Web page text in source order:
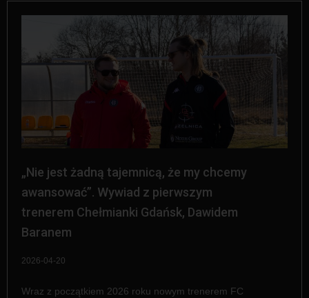
„Nie jest żadną tajemnicą, że my chcemy
awansować”. Wywiad z pierwszym
trenerem Chełmianki Gdańsk, Dawidem
Baranem
2026-04-20
Wraz z początkiem 2026 roku nowym trenerem FC